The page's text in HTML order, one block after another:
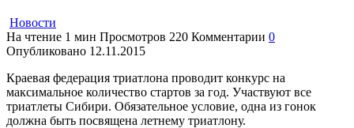
Новости
На чтение 1 мин Просмотров 220 Комментарии 0
Опубликовано 12.11.2015
Краевая федерация триатлона проводит конкурс на
максимальное количество стартов за год. Участвуют все
триатлеты Сибири. Обязательное условие, одна из гонок
должна быть посвящена летнему триатлону.